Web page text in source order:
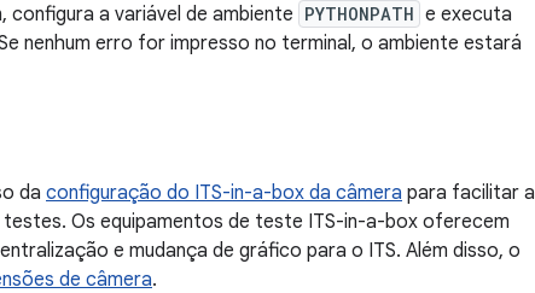
a variável de ambiente PYTHONPATH e executa
nenhum erro for impresso no terminal, o ambiente estará
da configuração do ITS-in-a-box da câmera para facilitar a
Os equipamentos de teste ITS-in-a-box oferecem
e mudança de gráfico para o ITS. Além disso, o
de câmera.